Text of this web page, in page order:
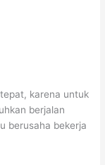
karena untuk
berjalan
berusaha bekerja